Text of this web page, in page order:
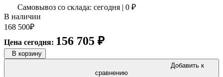
Самовывоз со склада: сегодня | 0 ₽
В наличии
168 500₽
Цена сегодня: 156 705 ₽
В корзину
Добавить к
сравнению